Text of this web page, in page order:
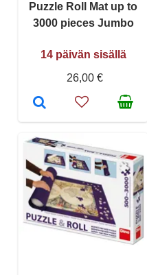
Puzzle Roll Mat up to
3000 pieces Jumbo
14 päivän sisällä
26,00 €